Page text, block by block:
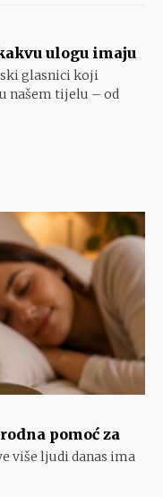
ulogu imaju
glasnici koji
našem tijelu – od
pomoć za
više ljudi danas ima